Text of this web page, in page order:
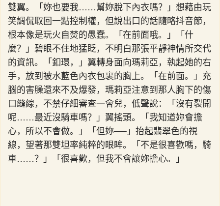
雙翼。「妳也要我……幫妳脫下內衣嗎？」想藉由玩
笑調侃取回一點控制權，但說出口的話隨略抖音節，
根本像是玩火自焚的愚蠢。「在前面哦。」「什
麼？」碧眼不住地猛眨，不明白那張平靜神情所交代
的資訊。「釦環，」翼轉身面向瑪莉亞，執起她的右
手，放到被水藍色內衣包裹的胸上。「在前面。」充
腦的害臊還來不及爆發，瑪莉亞注意到那人胸下的傷
口縫線，不禁仔細審查一會兒，低聲說：「沒有裂開
呢……最近沒騎車嗎？」翼搖頭。「我知道妳會擔
心，所以不會做。」「但妳──」抬起翡翠色的視
線，望著那雙坦率純粹的眼眸。「不是很喜歡嗎，騎
車……？」「很喜歡，但我不會讓妳擔心。」